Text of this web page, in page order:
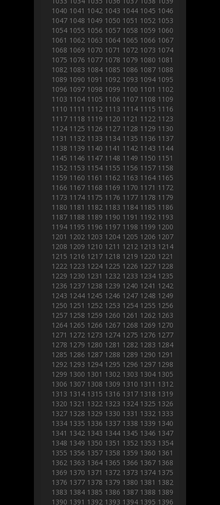
1040 1041 1042 1043 1044 1045 1046
1047 1048 1049 1050 1051 1052 1053
1054 1055 1056 1057 1058 1059 1060
1061 1062 1063 1064 1065 1066 1067
1068 1069 1070 1071 1072 1073 1074
1075 1076 1077 1078 1079 1080 1081
1082 1083 1084 1085 1086 1087 1088
1089 1090 1091 1092 1093 1094 1095
1096 1097 1098 1099 1100 1101 1102
1103 1104 1105 1106 1107 1108 1109
1110 1111 1112 1113 1114 1115 1116
1117 1118 1119 1120 1121 1122 1123
1124 1125 1126 1127 1128 1129 1130
1131 1132 1133 1134 1135 1136 1137
1138 1139 1140 1141 1142 1143 1144
1145 1146 1147 1148 1149 1150 1151
1152 1153 1154 1155 1156 1157 1158
1159 1160 1161 1162 1163 1164 1165
1166 1167 1168 1169 1170 1171 1172
1173 1174 1175 1176 1177 1178 1179
1180 1181 1182 1183 1184 1185 1186
1187 1188 1189 1190 1191 1192 1193
1194 1195 1196 1197 1198 1199 1200
1201 1202 1203 1204 1205 1206 1207
1208 1209 1210 1211 1212 1213 1214
1215 1216 1217 1218 1219 1220 1221
1222 1223 1224 1225 1226 1227 1228
1229 1230 1231 1232 1233 1234 1235
1236 1237 1238 1239 1240 1241 1242
1243 1244 1245 1246 1247 1248 1249
1250 1251 1252 1253 1254 1255 1256
1257 1258 1259 1260 1261 1262 1263
1264 1265 1266 1267 1268 1269 1270
1271 1272 1273 1274 1275 1276 1277
1278 1279 1280 1281 1282 1283 1284
1285 1286 1287 1288 1289 1290 1291
1292 1293 1294 1295 1296 1297 1298
1299 1300 1301 1302 1303 1304 1305
1306 1307 1308 1309 1310 1311 1312
1313 1314 1315 1316 1317 1318 1319
1320 1321 1322 1323 1324 1325 1326
1327 1328 1329 1330 1331 1332 1333
1334 1335 1336 1337 1338 1339 1340
1341 1342 1343 1344 1345 1346 1347
1348 1349 1350 1351 1352 1353 1354
1355 1356 1357 1358 1359 1360 1361
1362 1363 1364 1365 1366 1367 1368
1369 1370 1371 1372 1373 1374 1375
1376 1377 1378 1379 1380 1381 1382
1383 1384 1385 1386 1387 1388 1389
1390 1391 1392 1393 1394 1395 1396